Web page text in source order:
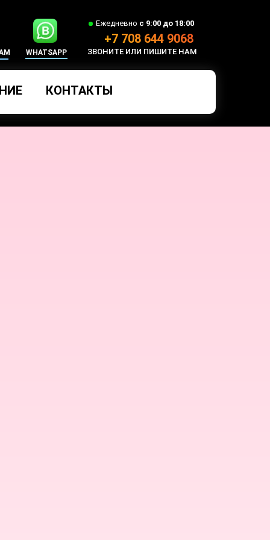
Ежедневно с 9:00 до 18:00
+7 708 644 9068
КОНТАКТЫ
ЗВОНИТЕ ИЛИ ПИШИТЕ НАМ
WHATSAPP